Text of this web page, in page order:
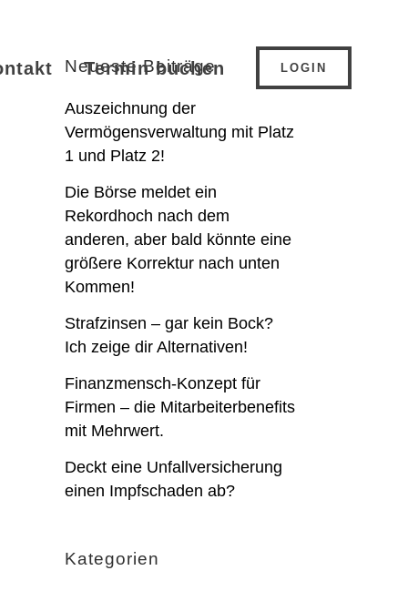
LOGIN
Termin buchen
Neueste Beiträge
Auszeichnung der
Vermögensverwaltung mit Platz
1 und Platz 2!
Die Börse meldet ein
Rekordhoch nach dem
anderen, aber bald könnte eine
größere Korrektur nach unten
Kommen!
Strafzinsen – gar kein Bock?
Ich zeige dir Alternativen!
Finanzmensch-Konzept für
Firmen – die Mitarbeiterbenefits
mit Mehrwert.
Deckt eine Unfallversicherung
einen Impfschaden ab?
Kategorien